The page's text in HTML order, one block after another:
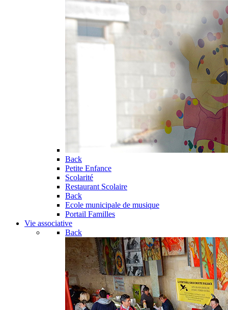
Back
Petite Enfance
Scolarité
Restaurant Scolaire
Back
Ecole municipale de musique
Portail Familles
Vie associative
Back